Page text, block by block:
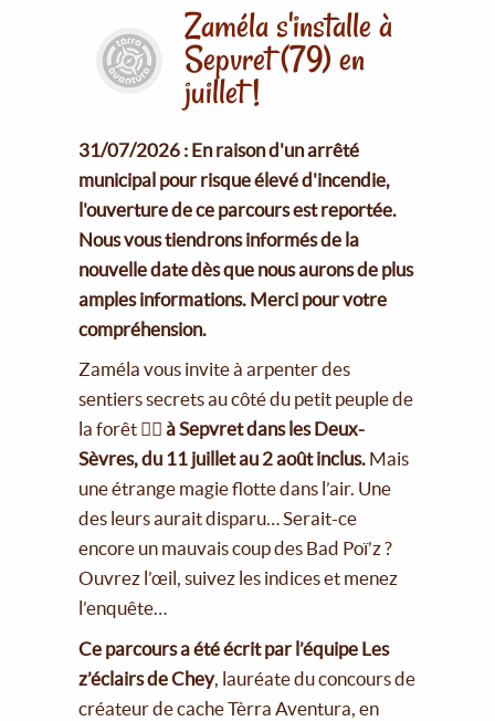
Zaméla s'installe à
Sepvret (79) en
juillet !
31/07/2026 : En raison d'un arrêté
municipal pour risque élevé d'incendie,
l'ouverture de ce parcours est reportée.
Nous vous tiendrons informés de la
nouvelle date dès que nous aurons de plus
amples informations. Merci pour votre
compréhension.
Zaméla vous invite à arpenter des
sentiers secrets au côté du petit peuple de
la forêt 🧚‍♀️ à Sepvret dans les Deux-
Sèvres, du 11 juillet au 2 août inclus. Mais
une étrange magie flotte dans l’air. Une
des leurs aurait disparu… Serait-ce
encore un mauvais coup des Bad Poï’z ?
Ouvrez l’œil, suivez les indices et menez
l’enquête…
Ce parcours a été écrit par l’équipe Les
z’éclairs de Chey, lauréate du concours de
créateur de cache Tèrra Aventura, en